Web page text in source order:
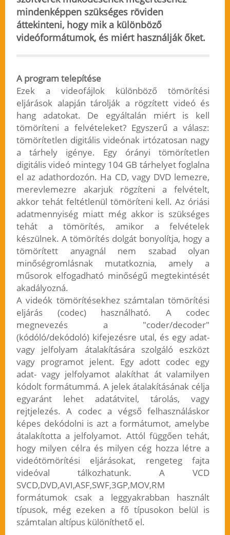
mindenképpen szükséges röviden
áttekinteni, hogy mik a különböző
videóformátumok, és miért használják őket.
A program telepítése
Ezek a videofájlok különböző tömörítési
eljárások alapján tárolják a rögzített videó és
hang adatokat. De egyáltalán miért is kell
tömöríteni a felvételeket? Egyszerű a válasz:
tömörítetlen digitális videónak irtózatosan nagy
a tárhely igénye. Egy órányi tömörítetlen
digitális videó mintegy 104 GB tárhelyet foglalna
el az adathordozón. Ha CD, vagy DVD lemezre,
merevlemezre akarjuk rögzíteni a felvételt,
akkor tehát feltétlenül tömöríteni kell. Az óriási
adatmennyiség miatt még akkor is szükséges
tehát a tömörítés, amikor a felvételek
készülnek. A tömörítés dolgát bonyolítja, hogy a
tömörített anyagnál nem szabad olyan
minőségromlásnak mutatkoznia, amely a
műsorok elfogadható minőségű megtekintését
akadályozná.
A videók tömörítésekhez számtalan tömörítési
eljárás (codec) használható. A codec
megnevezés a "coder/decoder"
(kódóló/dekódoló) kifejezésre utal, és egy adat-
vagy jelfolyam átalakítására szolgáló eszközt
vagy programot jelent. Egy adott codec egy
adat- vagy jelfolyamot alakíthat át valamilyen
kódolt formátummá. A jelek átalakításának célja
egyaránt lehet adatátvitel, tárolás, vagy
rejtjelezés. A codec a végső felhasználáskor
képes dekódolni is azt a formátumot, amelybe
átalakította a jelfolyamot. Attól függően tehát,
hogy milyen célra és milyen cég hozza létre a
videótömörítési eljárásokat, rengeteg fajta
videóval tálkozhatunk. A VCD
SVCD,DVD,AVI,ASF,SWF,3GP,MOV,RM
formátumok csak a leggyakrabban használt
típusok, még ezeken a fő típusokon belül is
számtalan altípus különíthető el.